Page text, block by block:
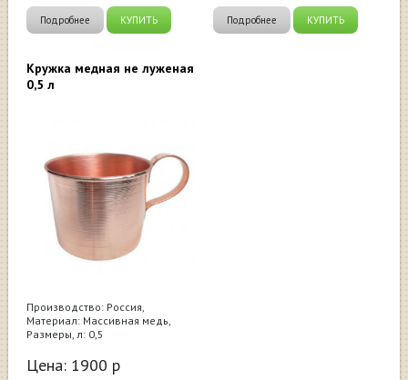
Подробнее КУПИТЬ Подробнее КУПИТЬ
Кружка медная не луженая
0,5 л
Производство: Россия,
Материал: Массивная медь,
Размеры, л: 0,5
Цена: 1900 р